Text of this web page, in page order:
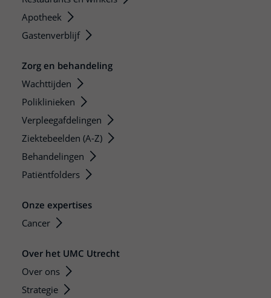
Apotheek
Gastenverblijf
Zorg en behandeling
Wachttijden
Poliklinieken
Verpleegafdelingen
Ziektebeelden (A-Z)
Behandelingen
Patiëntfolders
Onze expertises
Cancer
Over het UMC Utrecht
Over ons
Strategie